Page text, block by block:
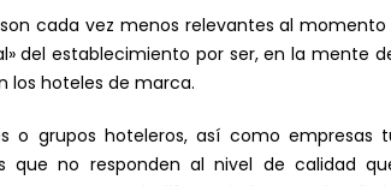
cada vez menos relevantes al
del establecimiento por ser, en la mente
los hoteles de marca.
o grupos hoteleros, así como empresas
que no responden al nivel de calidad